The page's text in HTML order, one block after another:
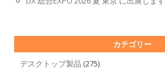
カテゴリー
デスクトップ製品 (275)